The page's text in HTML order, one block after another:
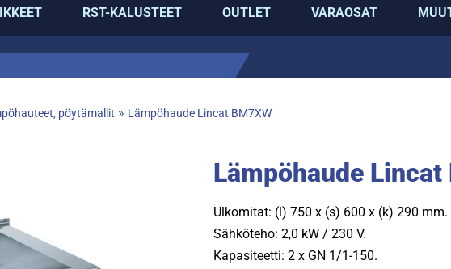
RST-KALUSTEET OUTLET VARAOSAT
pöytämallit » Lämpöhaude Lincat BM7XW
Lämpöhaude Lincat
Ulkomitat: (l) 750 x (s) 600 x (k) 290 mm.
Sähköteho: 2,0 kW / 230 V.
Kapasiteetti: 2 x GN 1/1-150.